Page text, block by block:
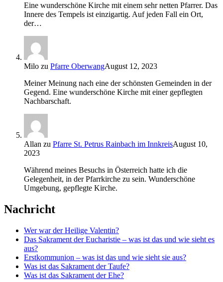
Eine wunderschöne Kirche mit einem sehr netten Pfarrer. Das
Innere des Tempels ist einzigartig. Auf jeden Fall ein Ort,
der…
Milo zu Pfarre OberwangAugust 12, 2023
Meiner Meinung nach eine der schönsten Gemeinden in der
Gegend. Eine wunderschöne Kirche mit einer gepflegten
Nachbarschaft.
Allan zu Pfarre St. Petrus Rainbach im InnkreisAugust 10,
2023
Während meines Besuchs in Österreich hatte ich die
Gelegenheit, in der Pfarrkirche zu sein. Wunderschöne
Umgebung, gepflegte Kirche.
Nachricht
Wer war der Heilige Valentin?
Das Sakrament der Eucharistie – was ist das und wie sieht es
aus?
Erstkommunion – was ist das und wie sieht sie aus?
Was ist das Sakrament der Taufe?
Was ist das Sakrament der Ehe?